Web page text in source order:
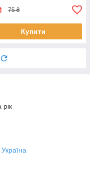
75 ₴
Купити
рік